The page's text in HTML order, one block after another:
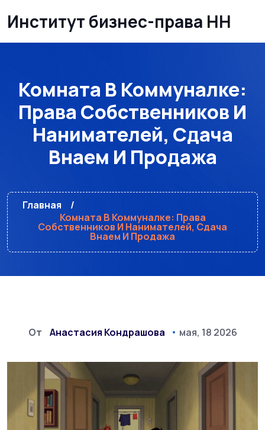
Институт бизнес-права НН
Комната В Коммуналке:
Права Собственников И
Нанимателей, Сдача
Внаем И Продажа
Главная
Комната В Коммуналке: Права
Собственников И Нанимателей, Сдача
Внаем И Продажа
От Анастасия Кондрашова мая, 18 2026